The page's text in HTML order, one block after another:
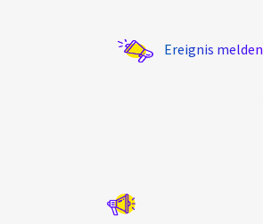
Ereignis melden